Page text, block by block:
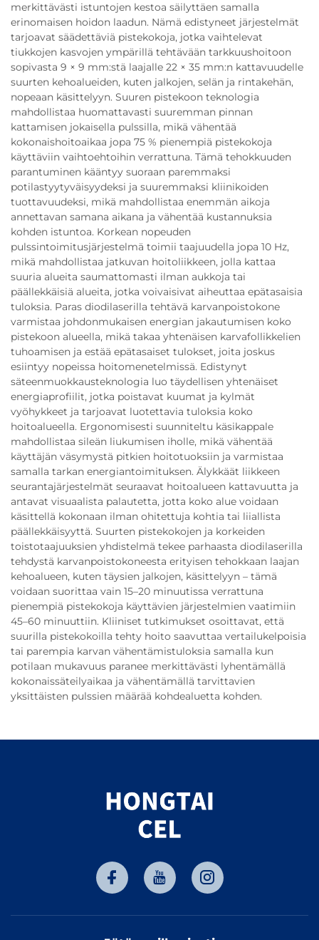
merkittävästi istuntojen kestoa säilyttäen samalla
erinomaisen hoidon laadun. Nämä edistyneet järjestelmät
tarjoavat säädettäviä pistekokoja, jotka vaihtelevat
tiukkojen kasvojen ympärillä tehtävään tarkkuushoitoon
sopivasta 9 × 9 mm:stä laajalle 22 × 35 mm:n kattavuudelle
suurten kehoalueiden, kuten jalkojen, selän ja rintakehän,
nopeaan käsittelyyn. Suuren pistekoon teknologia
mahdollistaa huomattavasti suuremman pinnan
kattamisen jokaisella pulssilla, mikä vähentää
kokonaishoitoaikaa jopa 75 % pienempiä pistekokoja
käyttäviin vaihtoehtoihin verrattuna. Tämä tehokkuuden
parantuminen kääntyy suoraan paremmaksi
potilastyytyväisyydeksi ja suuremmaksi kliinikoiden
tuottavuudeksi, mikä mahdollistaa enemmän aikoja
annettavan samana aikana ja vähentää kustannuksia
kohden istuntoa. Korkean nopeuden
pulssintoimitusjärjestelmä toimii taajuudella jopa 10 Hz,
mikä mahdollistaa jatkuvan hoitoliikkeen, jolla kattaa
suuria alueita saumattomasti ilman aukkoja tai
päällekkäisiä alueita, jotka voivaisivat aiheuttaa epätasaisia
tuloksia. Paras diodilaserilla tehtävä karvanpoistokone
varmistaa johdonmukaisen energian jakautumisen koko
pistekoon alueella, mikä takaa yhtenäisen karvafollikkelien
tuhoamisen ja estää epätasaiset tulokset, joita joskus
esiintyy nopeissa hoitomenetelmissä. Edistynyt
säteenmuokkausteknologia luo täydellisen yhtenäiset
energiaprofiilit, jotka poistavat kuumat ja kylmät
vyöhykkeet ja tarjoavat luotettavia tuloksia koko
hoitoalueella. Ergonomisesti suunniteltu käsikappale
mahdollistaa sileän liukumisen iholle, mikä vähentää
käyttäjän väsymystä pitkien hoitotuoksiin ja varmistaa
samalla tarkan energiantoimituksen. Älykkäät liikkeen
seurantajärjestelmät seuraavat hoitoalueen kattavuutta ja
antavat visuaalista palautetta, jotta koko alue voidaan
käsittellä kokonaan ilman ohitettuja kohtia tai liiallista
päällekkäisyyttä. Suurten pistekokojen ja korkeiden
toistotaajuuksien yhdistelmä tekee parhaasta diodilaserilla
tehdystä karvanpoistokoneesta erityisen tehokkaan laajan
kehoalueen, kuten täysien jalkojen, käsittelyyn – tämä
voidaan suorittaa vain 15–20 minuutissa verrattuna
pienempiä pistekokoja käyttävien järjestelmien vaatimiin
45–60 minuuttiin. Kliiniset tutkimukset osoittavat, että
suurilla pistekokoilla tehty hoito saavuttaa vertailukelpoisia
tai parempia karvan vähentämistuloksia samalla kun
potilaan mukavuus paranee merkittävästi lyhentämällä
kokonaissäteilyaikaa ja vähentämällä tarvittavien
yksittäisten pulssien määrää kohdealuetta kohden.